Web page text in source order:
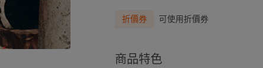
折價券 可使用折價券
商品特色